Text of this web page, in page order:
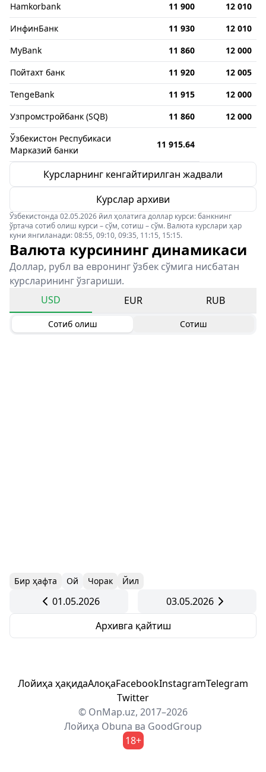
Hamkorbank
11 900
12 010
ИнфинБанк
11 930
12 010
MyBank
11 860
12 000
Пойтахт банк
11 920
12 005
TengeBank
11 915
12 000
Узпромстройбанк (SQB)
11 860
12 000
Ўзбекистон Респубикаси
Марказий банки
11 915.64
Курсларнинг кенгайтирилган жадвали
Курслар архиви
Ўзбекистонда 02.05.2026 йил ҳолатига доллар курси: банкнинг
ўртача сотиб олиш курси – сўм, сотиш – сўм. Валюта курслари ҳар
куни янгиланади: 08:55, 09:10, 09:35, 11:15, 15:15.
Валюта курсининг динамикаси
Доллар, рубл ва евронинг ўзбек сўмига нисбатан
курсларининг ўзгариши.
USD
EUR RUB
Сотиб олиш Сотиш
Бир ҳафта Ой Чорак Йил
01.05.2026
03.05.2026
Архивга қайтиш
Лойиҳа ҳақидаАлоқаFacebookInstagramTelegram
Twitter
© OnMap.uz, 2017–2026
Лойиҳа Obuna ва GoodGroup
18+